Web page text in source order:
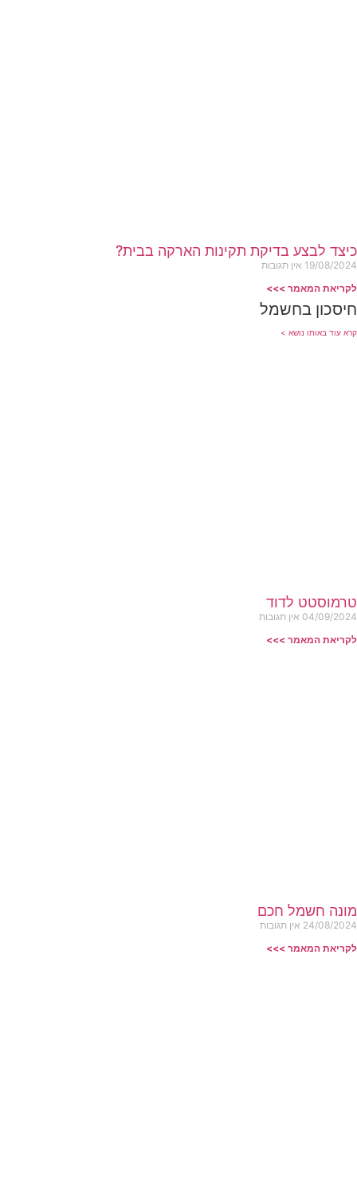
כיצד לבצע בדיקת תקינות הארקה בבית?
19/08/2024 אין תגובות
לקריאת המאמר >>>
חיסכון בחשמל
קרא עוד באותו נושא >
טרמוסטט לדוד
04/09/2024 אין תגובות
לקריאת המאמר >>>
מונה חשמל חכם
24/08/2024 אין תגובות
לקריאת המאמר >>>